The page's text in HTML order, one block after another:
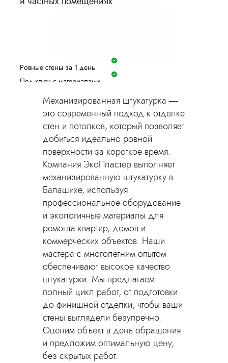
Ровные стены за 1 день
Под ключ с материалами
Гарантия 2 года
Фиксируем цену в договоре
Оставить заявку
Механизированная штукатурка —
это современный подход к отделке
стен и потолков, который позволяет
добиться идеально ровной
поверхности за короткое время.
Компания ЭкоПластер выполняет
механизированную штукатурку в
Балашихе, используя
профессиональное оборудование
и экологичные материалы для
ремонта квартир, домов и
коммерческих объектов. Наши
мастера с многолетним опытом
обеспечивают высокое качество
штукатурки. Мы предлагаем
полный цикл работ, от подготовки
до финишной отделки, чтобы ваши
стены выглядели безупречно.
Оценим объект в день обращения
и предложим оптимальную цену,
без скрытых работ.